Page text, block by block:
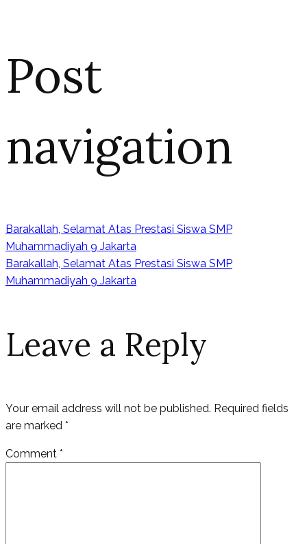
Post
navigation
Barakallah, Selamat Atas Prestasi Siswa SMP
Muhammadiyah 9 Jakarta
Barakallah, Selamat Atas Prestasi Siswa SMP
Muhammadiyah 9 Jakarta
Leave a Reply
Your email address will not be published. Required fields
are marked *
Comment *